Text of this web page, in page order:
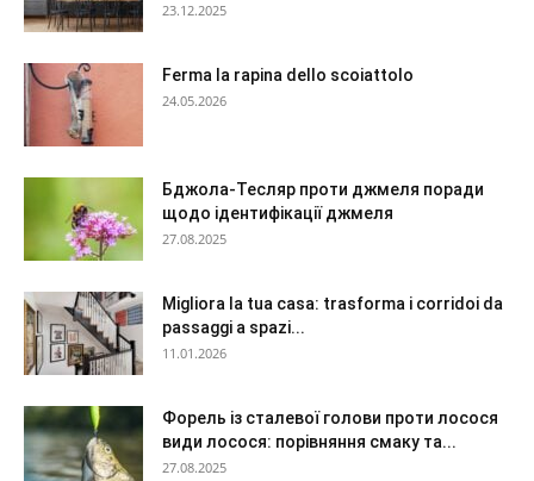
23.12.2025
Ferma la rapina dello scoiattolo
24.05.2026
Бджола-Тесляр проти джмеля поради
щодо ідентифікації джмеля
27.08.2025
Migliora la tua casa: trasforma i corridoi da
passaggi a spazi...
11.01.2026
Форель із сталевої голови проти лосося
види лосося: порівняння смаку та...
27.08.2025